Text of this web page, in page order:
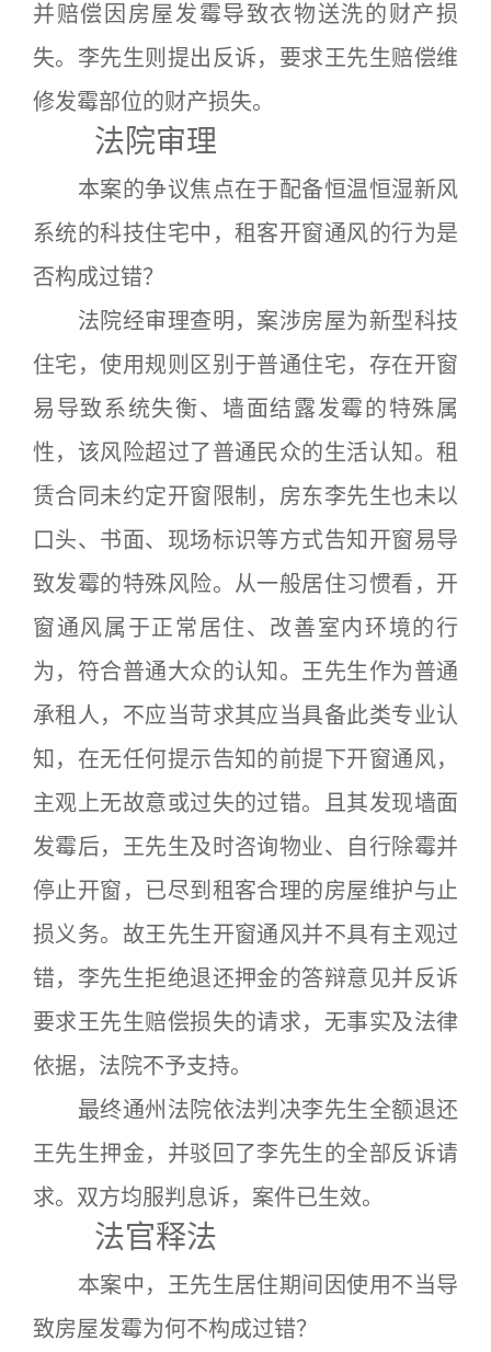
并赔偿因房屋发霉导致衣物送洗的财产损
失。李先生则提出反诉，要求王先生赔偿维
修发霉部位的财产损失。
法院审理
本案的争议焦点在于配备恒温恒湿新风
系统的科技住宅中，租客开窗通风的行为是
否构成过错？
法院经审理查明，案涉房屋为新型科技
住宅，使用规则区别于普通住宅，存在开窗
易导致系统失衡、墙面结露发霉的特殊属
性，该风险超过了普通民众的生活认知。租
赁合同未约定开窗限制，房东李先生也未以
口头、书面、现场标识等方式告知开窗易导
致发霉的特殊风险。从一般居住习惯看，开
窗通风属于正常居住、改善室内环境的行
为，符合普通大众的认知。王先生作为普通
承租人，不应当苛求其应当具备此类专业认
知，在无任何提示告知的前提下开窗通风，
主观上无故意或过失的过错。且其发现墙面
发霉后，王先生及时咨询物业、自行除霉并
停止开窗，已尽到租客合理的房屋维护与止
损义务。故王先生开窗通风并不具有主观过
错，李先生拒绝退还押金的答辩意见并反诉
要求王先生赔偿损失的请求，无事实及法律
依据，法院不予支持。
最终通州法院依法判决李先生全额退还
王先生押金，并驳回了李先生的全部反诉请
求。双方均服判息诉，案件已生效。
法官释法
本案中，王先生居住期间因使用不当导
致房屋发霉为何不构成过错？